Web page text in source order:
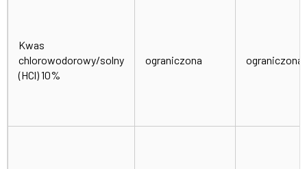
Kwas
chlorowodorowy/solny
(HCl) 10%
ograniczona ograniczona